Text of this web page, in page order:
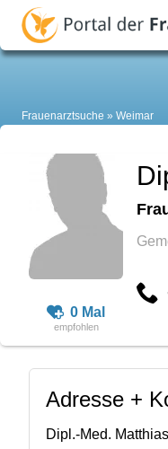
Frauenarztsuche Weimar
0 Mal
Adresse +
Dipl.-Med.